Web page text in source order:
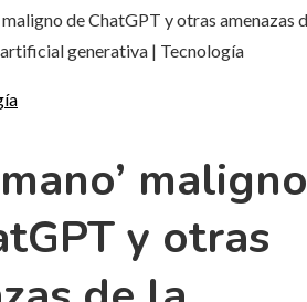
maligno de ChatGPT y otras amenazas
generativa | Tecnología
maligno
y otras